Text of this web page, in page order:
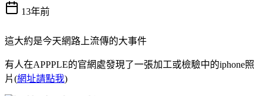
13年前
這大約是今天網路上流傳的大事件
有人在APPPLE的官網處發現了一張加工或檢驗中的iphone照
片(網址請點我)